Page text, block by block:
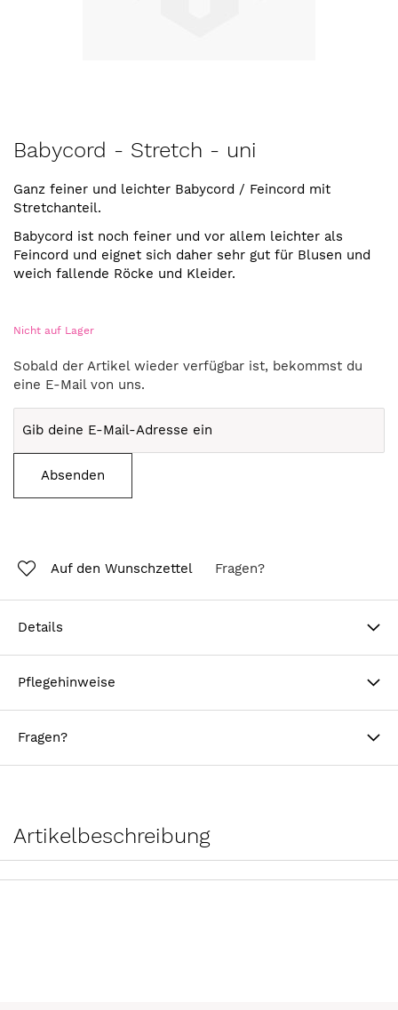
Zum
Anfang
Bildergalerie
springen
Babycord - Stretch - uni
Ganz feiner und leichter Babycord / Feincord mit
Stretchanteil.
Babycord ist noch feiner und vor allem leichter als
Feincord und eignet sich daher sehr gut für Blusen und
weich fallende Röcke und Kleider.
Nicht auf Lager
Sobald der Artikel wieder verfügbar ist, bekommst du
eine E-Mail von uns.
Absenden
Auf den Wunschzettel Fragen?
Details
Pflegehinweise
Fragen?
Artikelbeschreibung